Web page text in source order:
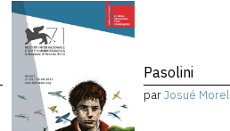
Pasolini
parJosué Morel